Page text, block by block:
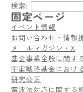
検索:
固定ページ
イベント情報
お問い合わせ・情報
メールマガジン・X
基金事業全般に関す
宇宙戦略基金におけ
研究公正
電波法対応に関する